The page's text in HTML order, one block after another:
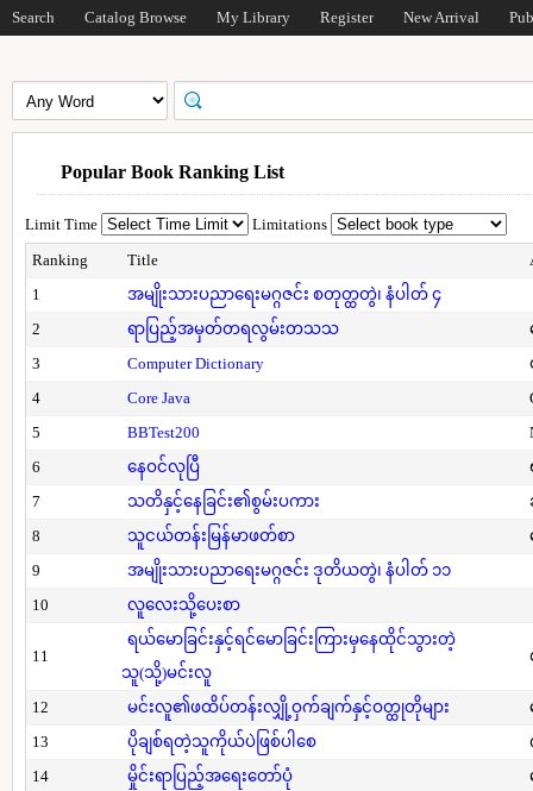
Search Catalog Browse My Library Register New Arrival
Popular Book Ranking List
Limit Time
Limitations
Ranking
Title
1
အမျိုးသားပညာရေးမဂ္ဂဇင်း စတုတ္ထတွဲ၊ နံပါတ် ၄
2
ရာပြည့်အမှတ်တရလွမ်းတသသ
3
Computer Dictionary
4
Core Java
5
BBTest200
6
နေဝင်လုပြီ
7
သတိနှင့်နေခြင်း၏စွမ်းပကား
8
သူငယ်တန်းမြန်မာဖတ်စာ
9
အမျိုးသားပညာရေးမဂ္ဂဇင်း ဒုတိယတွဲ၊ နံပါတ် ၁၁
10
လူလေးသို့ပေးစာ
11
ရယ်မောခြင်းနှင့်ရင်မောခြင်းကြားမှနေထိုင်သွားတဲ့
သူ(သို့)မင်းလူ
12 မင်းလူ၏ဖထိပ်တန်းလျှို့ဝှက်ချက်နှင့်ဝတ္ထုတိုများ
13
ပိုချစ်ရတဲ့သူကိုယ်ပဲဖြစ်ပါစေ
14
မှိုင်းရာပြည့်အရေးတော်ပုံ